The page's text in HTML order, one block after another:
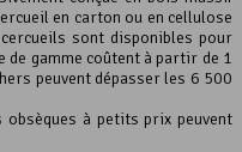
en carton ou en cellulose
sont disponibles pour
de gamme coûtent à partir de 1
peuvent dépasser les 6 500
obsèques à petits prix peuvent